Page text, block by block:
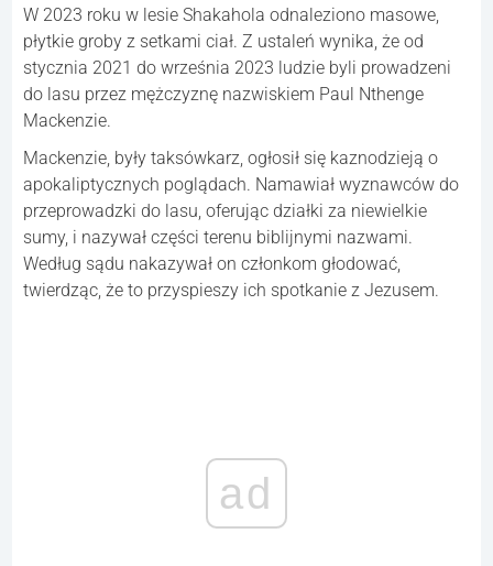
W 2023 roku w lesie Shakahola odnaleziono masowe,
płytkie groby z setkami ciał. Z ustaleń wynika, że od
stycznia 2021 do września 2023 ludzie byli prowadzeni
do lasu przez mężczyznę nazwiskiem Paul Nthenge
Mackenzie.
Mackenzie, były taksówkarz, ogłosił się kaznodzieją o
apokaliptycznych poglądach. Namawiał wyznawców do
przeprowadzki do lasu, oferując działki za niewielkie
sumy, i nazywał części terenu biblijnymi nazwami.
Według sądu nakazywał on członkom głodować,
twierdząc, że to przyspieszy ich spotkanie z Jezusem.
ad